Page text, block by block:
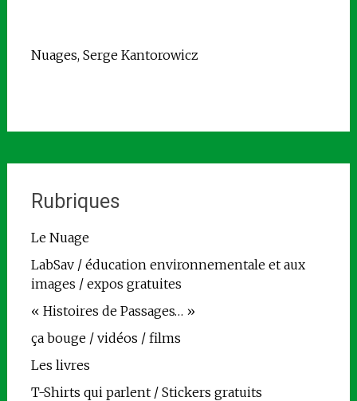
Nuages, Serge Kantorowicz
Rubriques
Le Nuage
LabSav / éducation environnementale et aux
images / expos gratuites
« Histoires de Passages… »
ça bouge / vidéos / films
Les livres
T-Shirts qui parlent / Stickers gratuits